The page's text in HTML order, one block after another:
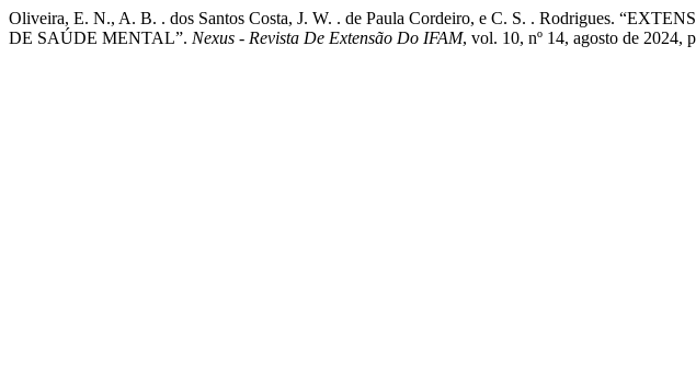
Oliveira, E. N., A. B. . dos Santos Costa, J. W. . de Paula Cordeiro, e C. S. . Rodrigues.
DE SAÚDE MENTAL”. Nexus - Revista De Extensão Do IFAM, vol. 10, nº 14, agosto de 2024,